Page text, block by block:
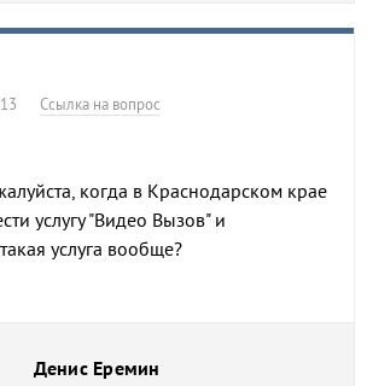
Ссылка на вопрос
когда в Краснодарском крае
услугу "Видео Вызов" и
услуга вообще?
Денис Еремин